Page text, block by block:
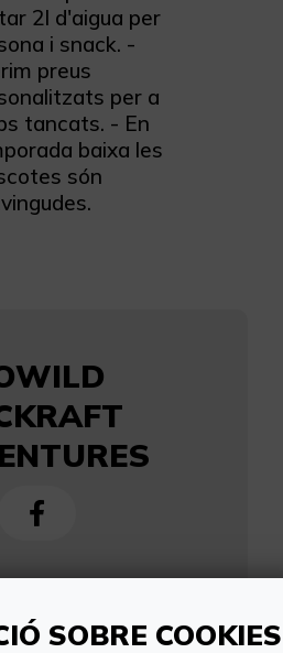
2l d'aigua per
i snack. -
preus
per a
tancats. - En
baixa les
són
SOBRE COOKIES